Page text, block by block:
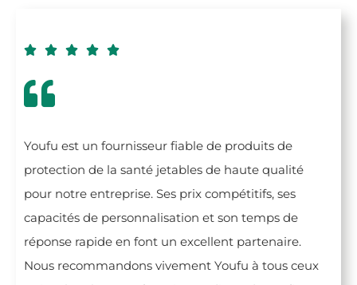
    
Youfu est un fournisseur fiable de produits de
protection de la santé jetables de haute qualité
pour notre entreprise. Ses prix compétitifs, ses
capacités de personnalisation et son temps de
réponse rapide en font un excellent partenaire.
Nous recommandons vivement Youfu à tous ceux